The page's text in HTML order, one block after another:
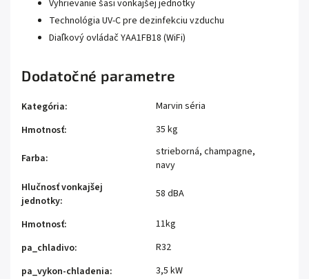
Vyhrievanie šasi vonkajšej jednotky
Technológia UV-C pre dezinfekciu vzduchu
Diaľkový ovládač YAA1FB18 (WiFi)
Dodatočné parametre
Kategória:
Marvin séria
Hmotnosť: 35 kg
Farba:
strieborná, champagne,
navy
Hlučnosť vonkajšej
jednotky:
58 dBA
Hmotnosť:
11kg
pa_chladivo:
R32
pa_vykon-chladenia:
3,5 kW